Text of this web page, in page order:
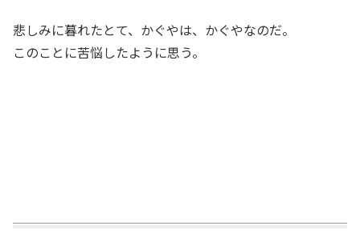
悲しみに暮れたとて、かぐやは、かぐやなのだ。
このことに苦悩したように思う。